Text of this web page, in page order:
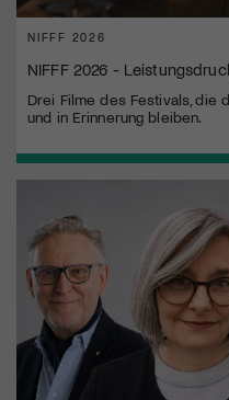
NIFFF 2026
NIFFF 2026 -
Drei Filme des Festivals, die
und in Erinnerung bleiben.